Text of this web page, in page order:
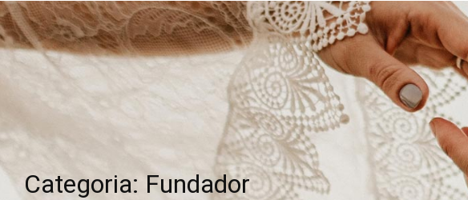
Categoria: Fundador